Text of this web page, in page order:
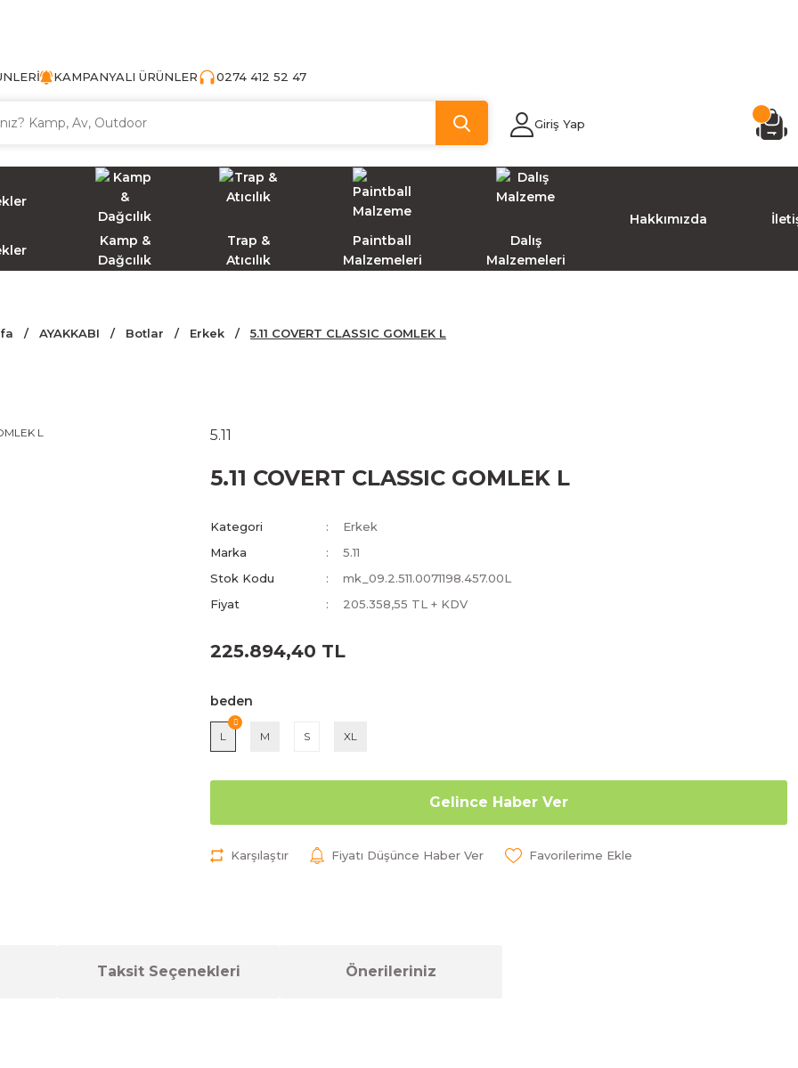
KAMPANYALI ÜRÜNLER 0274 412 52 47
Giriş Yap
Kamp &
Dağcılık
Trap &
Atıcılık
Paintball
Malzemeleri
Dalış
Malzemeleri
Hakkımızda
AYAKKABI Botlar Erkek 5.11 COVERT CLASSIC GOMLEK L
5.11
5.11 COVERT CLASSIC GOMLEK L
Kategori
Erkek
Marka
5.11
Stok Kodu
mk_09.2.511.0071198.457.00L
Fiyat
205.358,55 TL + KDV
225.894,40 TL
beden
L M S XL
Gelince Haber Ver
Karşılaştır Fiyatı Düşünce Haber Ver
Taksit Seçenekleri Önerileriniz